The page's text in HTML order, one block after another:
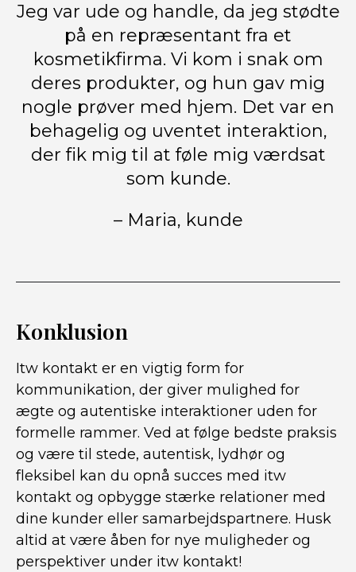
Jeg var ude og handle, da jeg stødte
på en repræsentant fra et
kosmetikfirma. Vi kom i snak om
deres produkter, og hun gav mig
nogle prøver med hjem. Det var en
behagelig og uventet interaktion,
der fik mig til at føle mig værdsat
som kunde.
– Maria, kunde
Konklusion
Itw kontakt er en vigtig form for
kommunikation, der giver mulighed for
ægte og autentiske interaktioner uden for
formelle rammer. Ved at følge bedste praksis
og være til stede, autentisk, lydhør og
fleksibel kan du opnå succes med itw
kontakt og opbygge stærke relationer med
dine kunder eller samarbejdspartnere. Husk
altid at være åben for nye muligheder og
perspektiver under itw kontakt!